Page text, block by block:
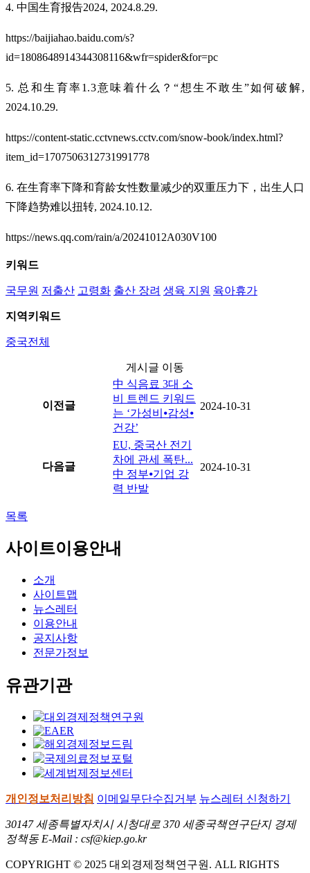
4. 中国生育报告2024, 2024.8.29.
https://baijiahao.baidu.com/s?
id=1808648914344308116&wfr=spider&for=pc
5. 总和生育率1.3意味着什么？“想生不敢生”如何破解,
2024.10.29.
https://content-static.cctvnews.cctv.com/snow-book/index.html?
item_id=1707506312731991778
6. 在生育率下降和育龄女性数量减少的双重压力下，出生人口
下降趋势难以扭转, 2024.10.12.
https://news.qq.com/rain/a/20241012A030V100
키워드
국무원 저출산 고령화 출산 장려 생육 지원 육아휴가
지역키워드
중국전체
게시글 이동
이전글
中 식음료 3대 소
비 트렌드 키워드
는 ‘가성비⦁감성⦁
건강’
2024-10-31
다음글
EU, 중국산 전기
차에 관세 폭탄...
中 정부⦁기업 강
력 반발
2024-10-31
목록
사이트이용안내
소개
사이트맵
뉴스레터
이용안내
공지사항
전문가정보
유관기관
개인정보처리방침 이메일무단수집거부 뉴스레터 신청하기
30147 세종특별자치시 시청대로 370 세종국책연구단지 경제
정책동 E-Mail : csf@kiep.go.kr
COPYRIGHT © 2025 대외경제정책연구원. ALL RIGHTS